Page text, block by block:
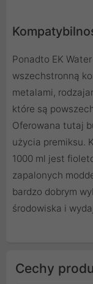
Ponadto EK
wszechstronną
metalami,
które są
Oferowana tutaj
użycia premiksu.
1000 ml jest
zapalonych
bardzo dobrym
środowiska i
Cechy